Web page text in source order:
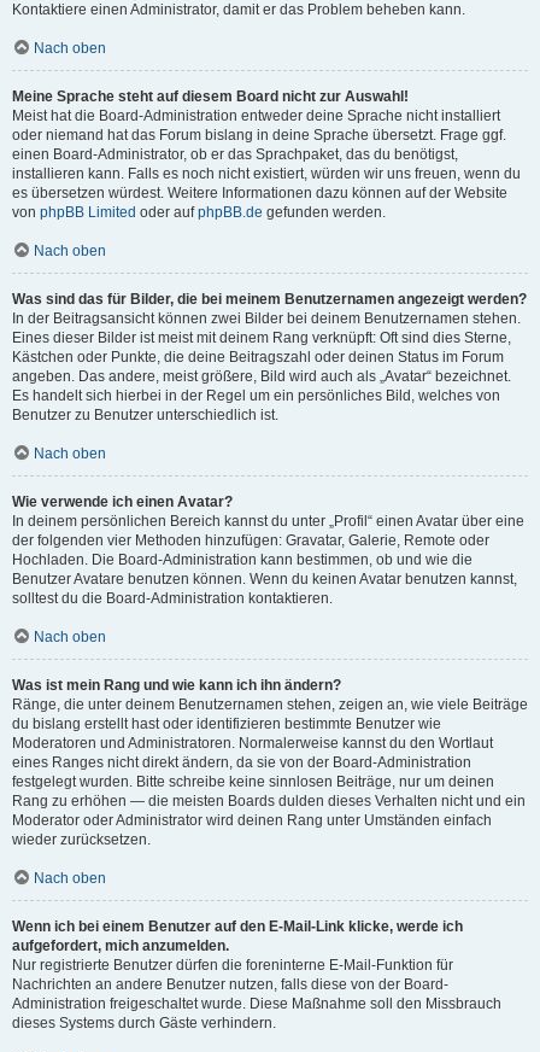
Kontaktiere einen Administrator, damit er das Problem beheben kann.
Nach oben
Meine Sprache steht auf diesem Board nicht zur Auswahl!
Meist hat die Board-Administration entweder deine Sprache nicht installiert
oder niemand hat das Forum bislang in deine Sprache übersetzt. Frage ggf.
einen Board-Administrator, ob er das Sprachpaket, das du benötigst,
installieren kann. Falls es noch nicht existiert, würden wir uns freuen, wenn du
es übersetzen würdest. Weitere Informationen dazu können auf der Website
von phpBB Limited oder aufphpBB.de gefunden werden.
Nach oben
Was sind das für Bilder, die bei meinem Benutzernamen angezeigt werden?
In der Beitragsansicht können zwei Bilder bei deinem Benutzernamen stehen.
Eines dieser Bilder ist meist mit deinem Rang verknüpft: Oft sind dies Sterne,
Kästchen oder Punkte, die deine Beitragszahl oder deinen Status im Forum
angeben. Das andere, meist größere, Bild wird auch als „Avatar“ bezeichnet.
Es handelt sich hierbei in der Regel um ein persönliches Bild, welches von
Benutzer zu Benutzer unterschiedlich ist.
Nach oben
Wie verwende ich einen Avatar?
In deinem persönlichen Bereich kannst du unter „Profil“ einen Avatar über eine
der folgenden vier Methoden hinzufügen: Gravatar, Galerie, Remote oder
Hochladen. Die Board-Administration kann bestimmen, ob und wie die
Benutzer Avatare benutzen können. Wenn du keinen Avatar benutzen kannst,
solltest du die Board-Administration kontaktieren.
Nach oben
Was ist mein Rang und wie kann ich ihn ändern?
Ränge, die unter deinem Benutzernamen stehen, zeigen an, wie viele Beiträge
du bislang erstellt hast oder identifizieren bestimmte Benutzer wie
Moderatoren und Administratoren. Normalerweise kannst du den Wortlaut
eines Ranges nicht direkt ändern, da sie von der Board-Administration
festgelegt wurden. Bitte schreibe keine sinnlosen Beiträge, nur um deinen
Rang zu erhöhen — die meisten Boards dulden dieses Verhalten nicht und ein
Moderator oder Administrator wird deinen Rang unter Umständen einfach
wieder zurücksetzen.
Nach oben
Wenn ich bei einem Benutzer auf den E-Mail-Link klicke, werde ich
aufgefordert, mich anzumelden.
Nur registrierte Benutzer dürfen die foreninterne E-Mail-Funktion für
Nachrichten an andere Benutzer nutzen, falls diese von der Board-
Administration freigeschaltet wurde. Diese Maßnahme soll den Missbrauch
dieses Systems durch Gäste verhindern.